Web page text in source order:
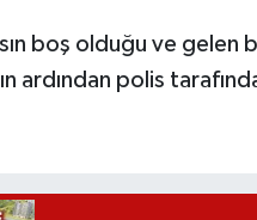
boş olduğu ve
ardından polis